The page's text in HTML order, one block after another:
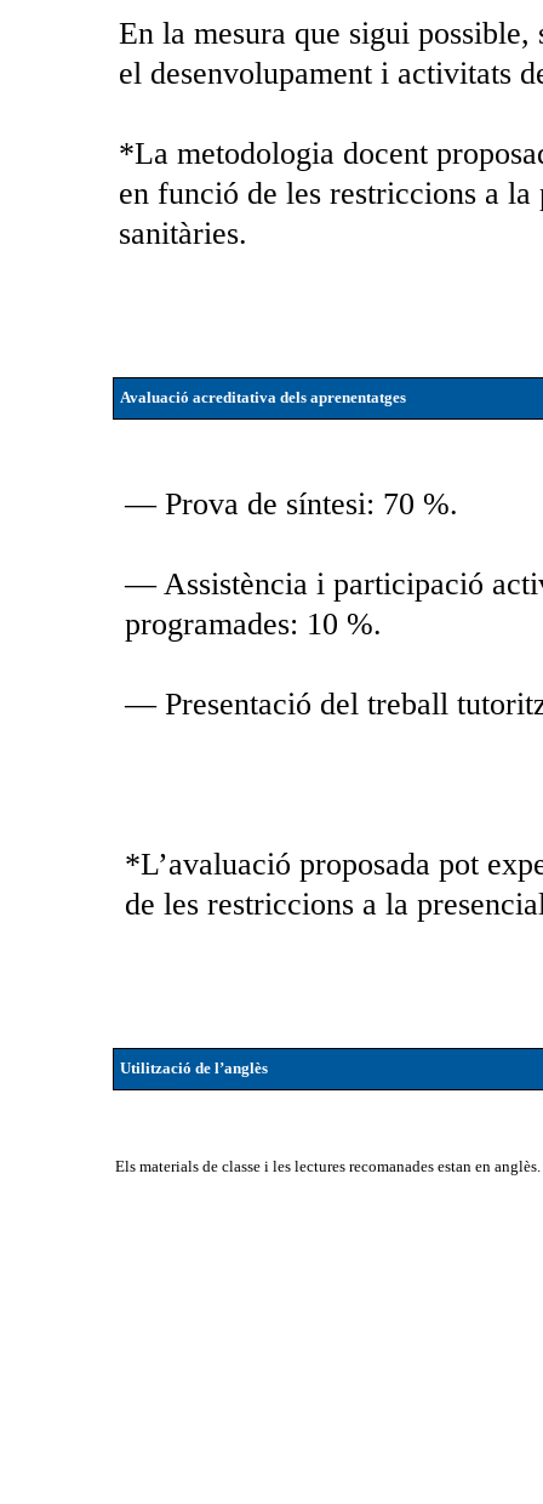
En la mesura que sigui
el desenvolupament i activitats
*La metodologia docent
en funció de les restriccions a
sanitàries.
Avaluació acreditativa dels aprenentatges
— Prova de síntesi: 70 %.
— Assistència i participació
programades: 10 %.
— Presentació del treball
*L’avaluació proposada pot
de les restriccions a la
Utilització de l’anglès
Els materials de classe i les lectures recomanades estan en anglès.